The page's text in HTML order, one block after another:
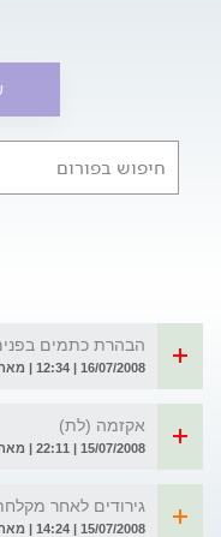
הבהרת כתמים
16/07/2008 | 12:34 | מאת: מיכל מיוסט
אקזמה (לת)
15/07/2008 | 22:11 | מאת: גלית
גירודים לאחר
15/07/2008 | 14:24 | מאת: אורן